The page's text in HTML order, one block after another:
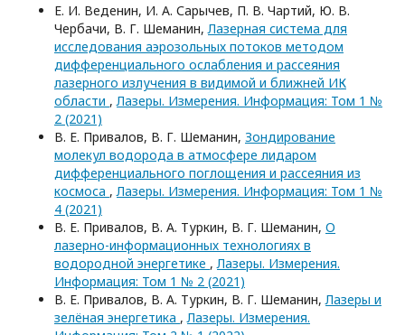
Е. И. Веденин, И. А. Сарычев, П. В. Чартий, Ю. В.
Чербачи, В. Г. Шеманин,Лазерная система для
иccледования аэрозольных потоков методом
дифференциального ослабления и рассеяния
лазерного излучения в видимой и ближней ИК
области ,Лазеры. Измерения. Информация: Том 1 №
2 (2021)
В. Е. Привалов, В. Г. Шеманин, Зондирование
молекул водорода в атмосфере лидаром
дифференциального поглощения и рассеяния из
космоса ,Лазеры. Измерения. Информация: Том 1 №
4 (2021)
В. Е. Привалов, В. А. Туркин, В. Г. Шеманин, О
лазерно-информационных технологиях в
водородной энергетике ,Лазеры. Измерения.
Информация: Том 1 № 2 (2021)
В. Е. Привалов, В. А. Туркин, В. Г. Шеманин,Лазеры и
зелёная энергетика ,Лазеры. Измерения.